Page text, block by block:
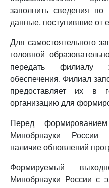
заполнить сведения
данные, поступившие от
Для самостоятельного
головной
передать филиалу
обеспечения. Филиал
предоставляет их в
организацию для
Перед
Минобрнауки России
наличие обновлений
Формируемый
Минобрнауки России с